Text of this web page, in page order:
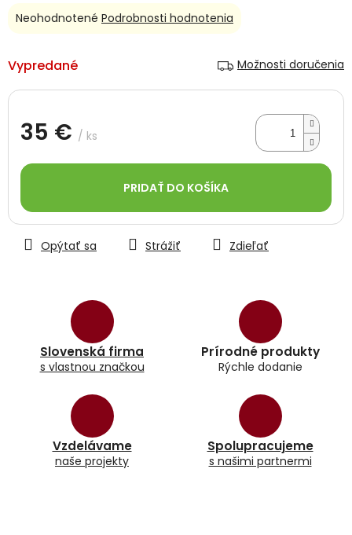
Vypredané Možnosti doručenia
35 € / ks
cena:
PRIDAŤ DO KOŠÍKA
Slovenská firma
s vlastnou značkou
Prírodné produkty
Rýchle dodanie
Vzdelávame
naše projekty
Spolupracujeme
s našimi partnermi
Opýtať sa Strážiť Zdieľať
Priemerné
je
0,0
z
hviezdičiek.
Neohodnotené Podrobnosti hodnotenia